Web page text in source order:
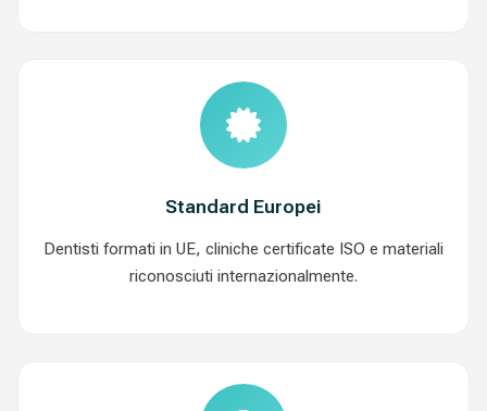
Standard Europei
Dentisti formati in UE, cliniche certificate ISO e materiali
riconosciuti internazionalmente.